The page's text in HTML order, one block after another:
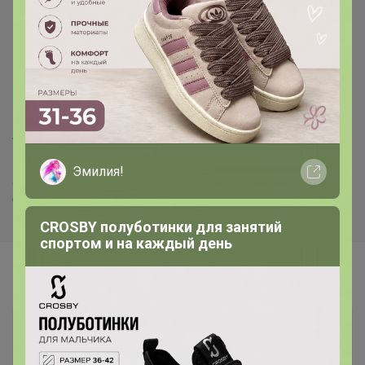
сайт, выбираем и
заполняем заявочку на
добавление лота
www.arabella.ru
логин 123654 пароль 30062007
(копируем тут и вставляем на сайте)
Самые желанные
Эмилия!
CROSBY полуботинки для занятий
спортом и на каждый день